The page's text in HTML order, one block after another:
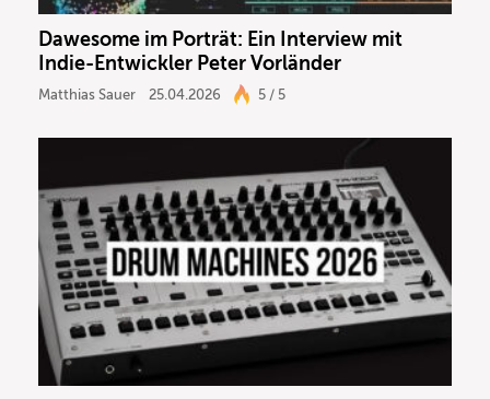
Dawesome im Porträt: Ein Interview mit
Indie-Entwickler Peter Vorländer
Matthias Sauer 25.04.2026 5 / 5